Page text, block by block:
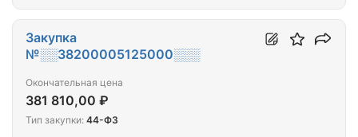
Закупка
№░░38200005125000░░░
Окончательная цена
381 810,00 ₽
Тип закупки: 44-ФЗ